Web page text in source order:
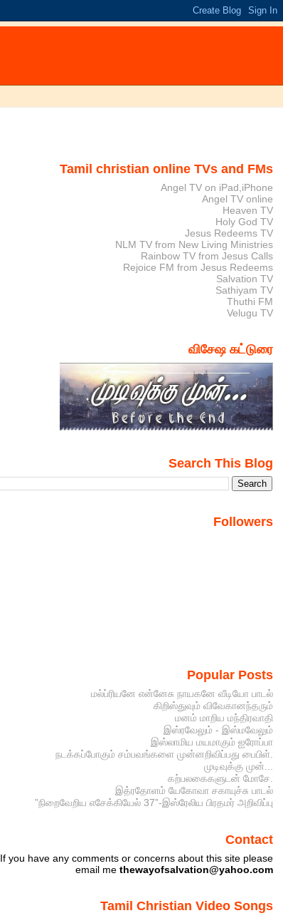
Tamil christian online TVs and FMs
Angel TV on iPad,iPhone
Angel TV online
Heaven TV
Holy God TV
Jesus Redeems TV
NLM TV from New Living Ministries
Rainbow TV from Jesus Calls
Rejoice FM from Jesus Redeems
Salvation TV
Sathiyam TV
Thuthi FM
Velugu TV
விசேஷ கட்டுரை
Search This Blog
Followers
Popular Posts
மல்ப்ரியனே என்னேசு நாயகனே வீடியோ பாடல்
கிறிஸ்துவும் விவேகானந்தரும்
மனம் மாறிய மந்திரவாதி
இஸ்ரவேலும் - இஸ்மவேலும்
இஸ்லாமிய மயமாகும் ஐரோப்பா
நடக்கப்போகும் சம்பவங்களை முன்னறிவிப்பது பைபிள்.
முடிவுக்கு முன்...
கற்பலகைகளுடன் மோசே.
இத்ரதோளம் யேகோவா சகாயுச்சு பாடல்
”நிறைவேறிய எசேக்கியேல் 37”-இஸ்ரேலிய பிரதமர் அறிவிப்பு
Contact
If you have any comments or concerns about this site please
email me thewayofsalvation@yahoo.com
Tamil Christian Video Songs